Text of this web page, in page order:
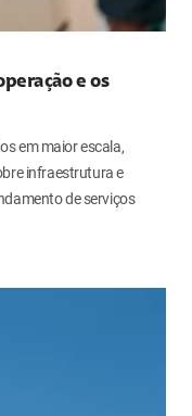
e os
em maior escala,
infraestrutura e
de serviços